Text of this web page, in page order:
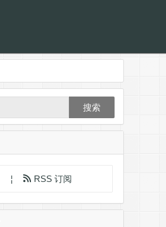
搜索
¦ RSS 订阅